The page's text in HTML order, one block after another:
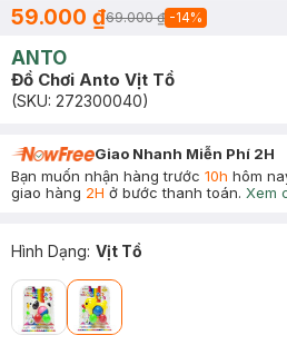
59.000 ₫69.000 ₫ -14%
ANTO
Đồ Chơi Anto Vịt Tồ
(SKU: 272300040)
Giao Nhanh Miễn Phí 2H
Bạn muốn nhận hàng trước 10h hôm
giao hàng 2H ở bước thanh toán. Xem
Hình Dạng: Vịt Tồ